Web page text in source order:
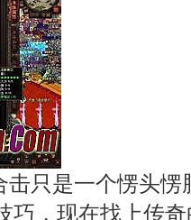
只是一个愣头愣
巧，现在找上传